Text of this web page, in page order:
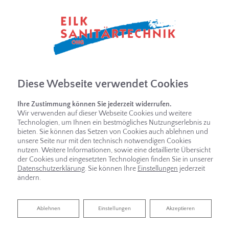
Diese Webseite verwendet Cookies
Ihre Zustimmung können Sie jederzeit widerrufen.
Wir verwenden auf dieser Webseite Cookies und weitere
Technologien, um Ihnen ein bestmögliches Nutzungserlebnis zu
bieten. Sie können das Setzen von Cookies auch ablehnen und
unsere Seite nur mit den technisch notwendigen Cookies
nutzen. Weitere Informationen, sowie eine detaillierte Übersicht
der Cookies und eingesetzten Technologien finden Sie in unserer
Datenschutzerklärung. Sie können Ihre Einstellungen jederzeit
ändern.
Akzeptieren
Einstellungen
Ablehnen
Ablehnen